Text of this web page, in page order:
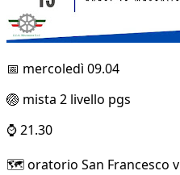
📅 mercoledì 09.04
🏐 mista 2 livello pgs
⌚ 21.30
🗺️ oratorio San Francesco